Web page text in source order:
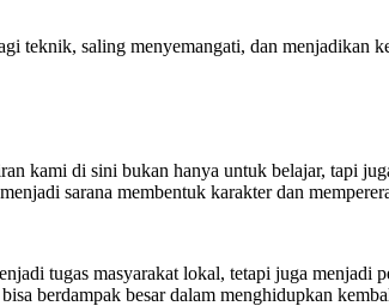
teknik, saling menyemangati, dan menjadikan
kami di sini bukan hanya untuk belajar, tapi
sarana membentuk karakter dan
tugas masyarakat lokal, tetapi juga menjadi
berdampak besar dalam menghidupkan